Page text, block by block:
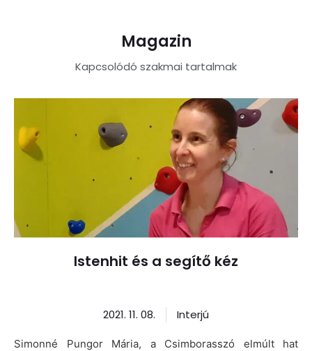
Magazin
Kapcsolódó szakmai tartalmak
Istenhit és a segítő kéz
2021. 11. 08. Interjú
Simonné Pungor Mária, a Csimborasszó elmúlt hat